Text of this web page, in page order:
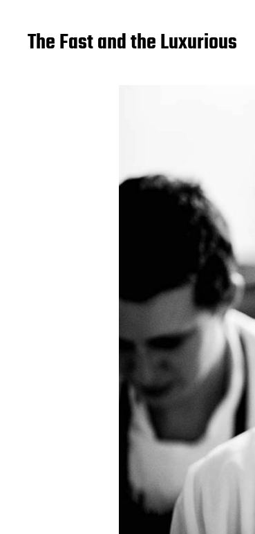
The Fast and the Luxurious